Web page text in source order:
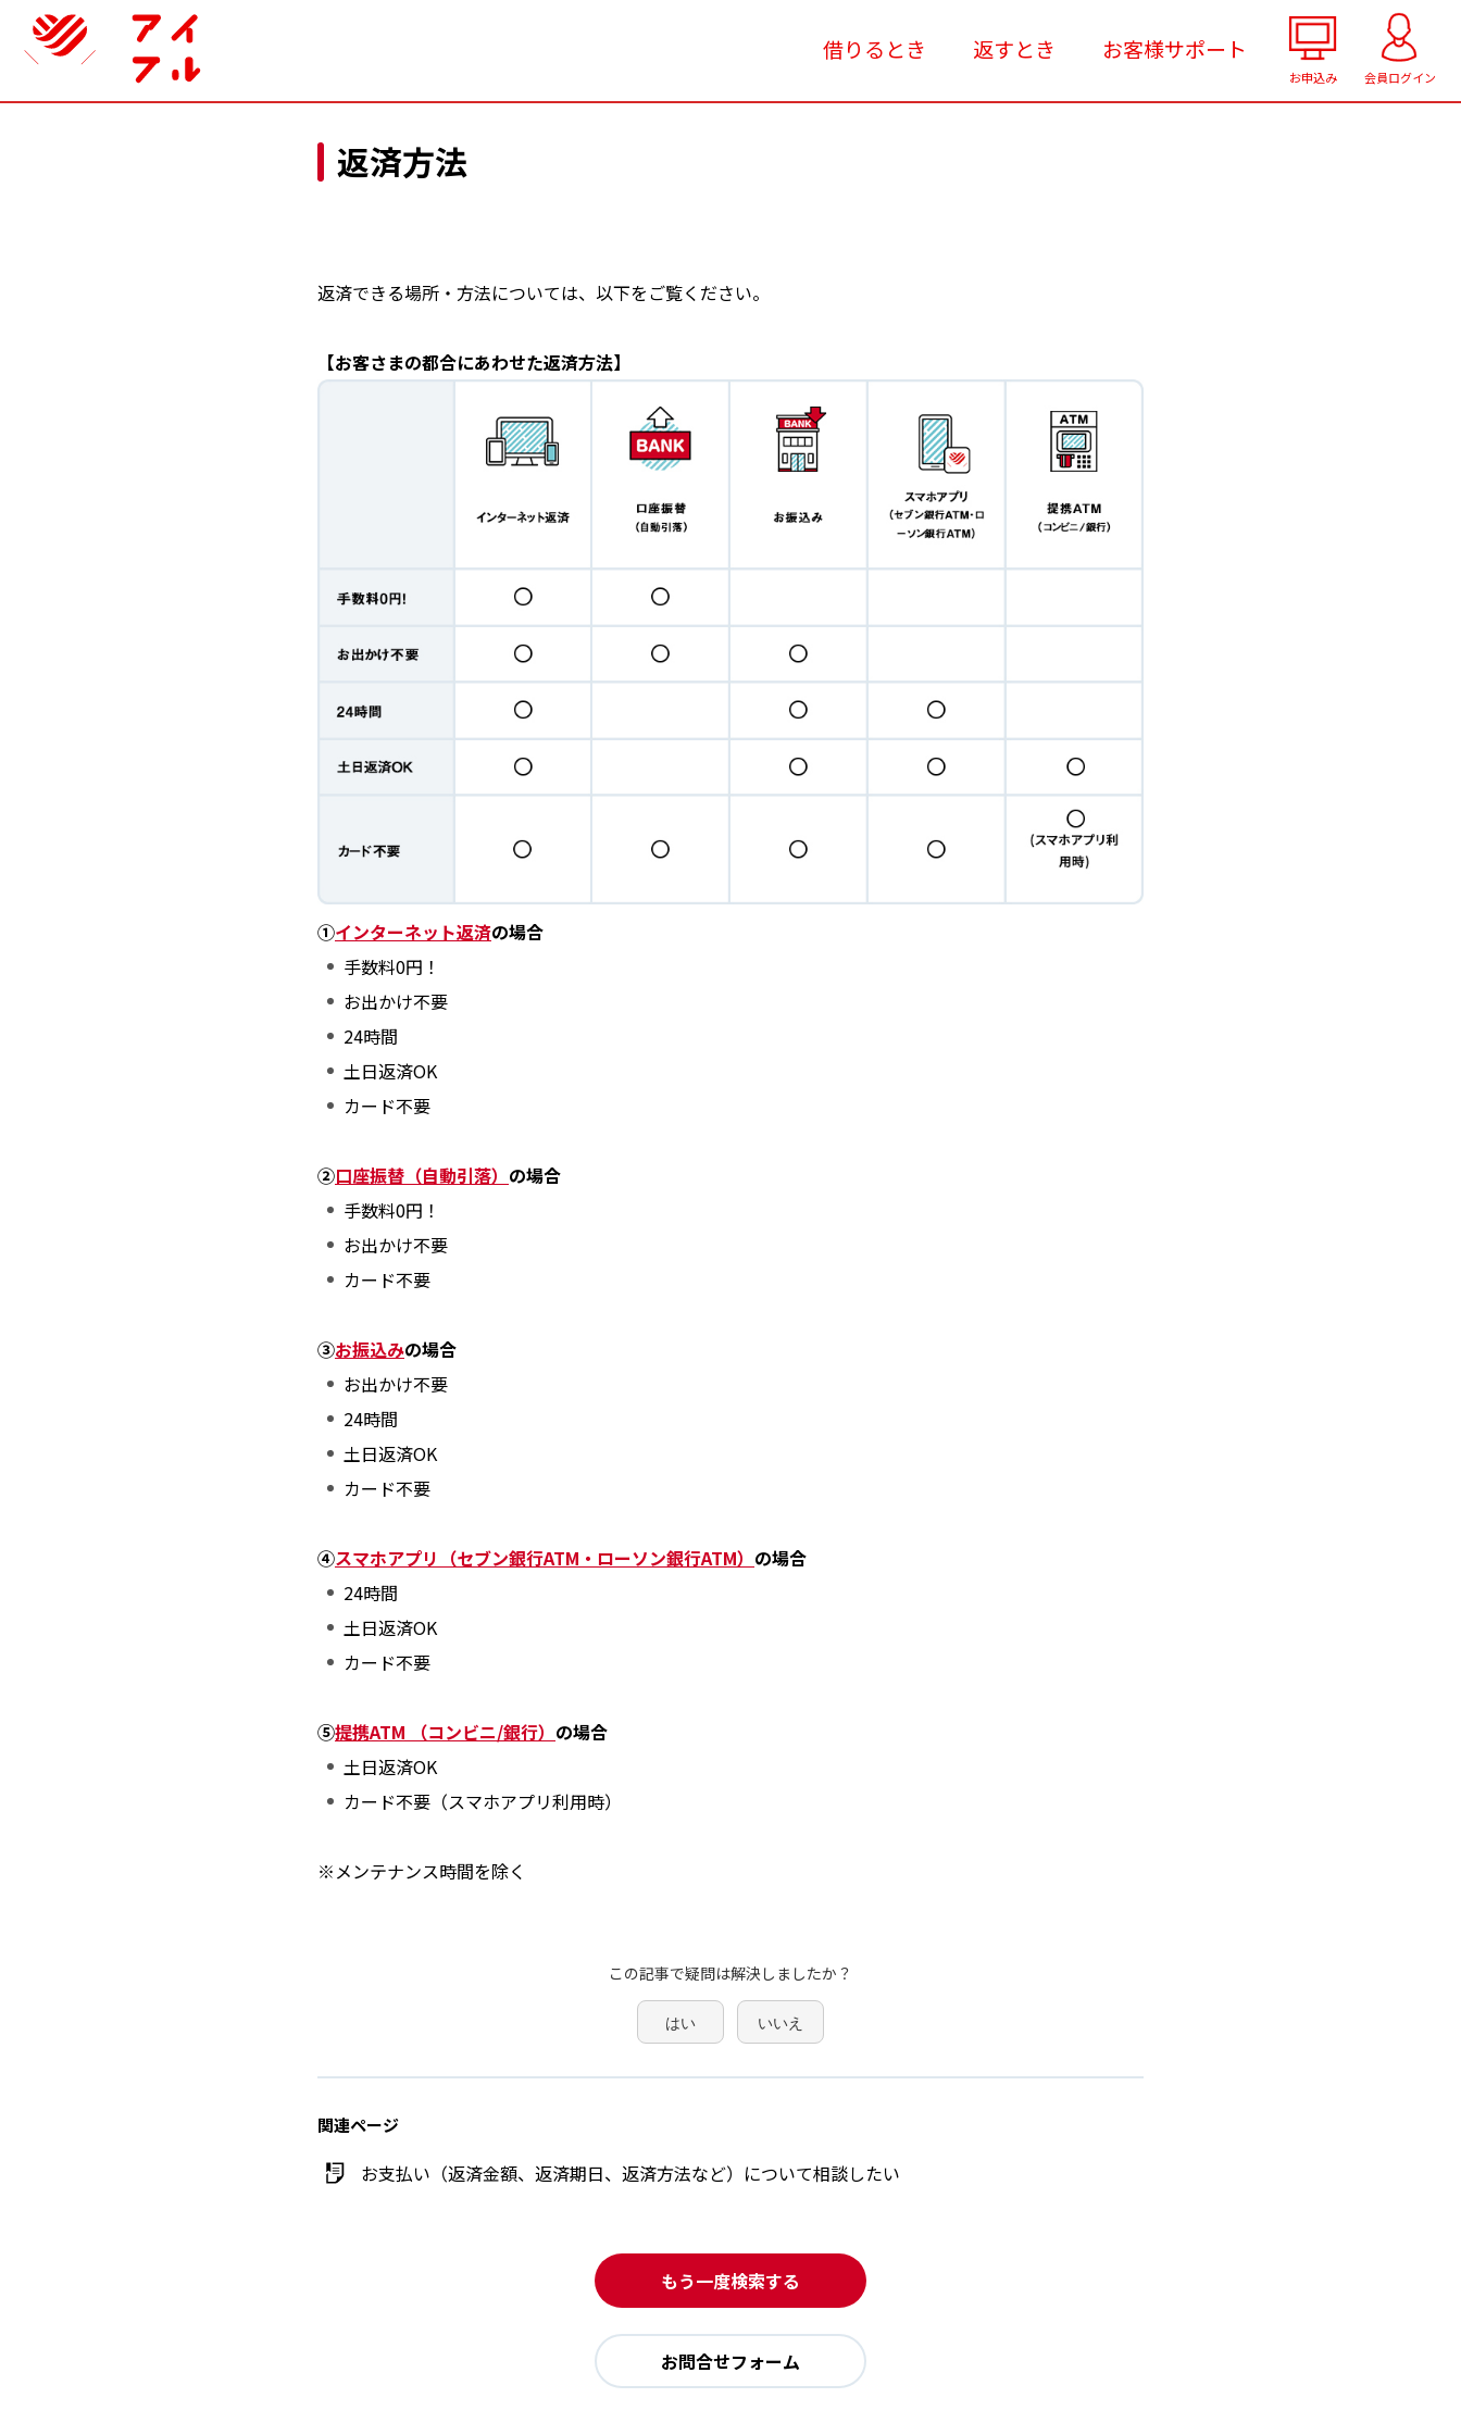
借りるとき 返すとき お客様サポート
お申込み 会員ログイン
返済方法
返済できる場所・方法については、以下をご覧ください。
【お客さまの都合にあわせた返済方法】
①インターネット返済の場合
手数料0円！
お出かけ不要
24時間
土日返済OK
カード不要
②口座振替（自動引落） の場合
手数料0円！
お出かけ不要
カード不要
③お振込みの場合
お出かけ不要
24時間
土日返済OK
カード不要
④スマホアプリ（セブン銀行ATM・ローソン銀行ATM） の場合
24時間
土日返済OK
カード不要
⑤提携ATM （コンビニ/銀行） の場合
土日返済OK
カード不要（スマホアプリ利用時）
※メンテナンス時間を除く
この記事で疑問は解決しましたか？
はい いいえ
関連ページ
お支払い（返済金額、返済期日、返済方法など）について相談したい
もう一度検索する
お問合せフォーム